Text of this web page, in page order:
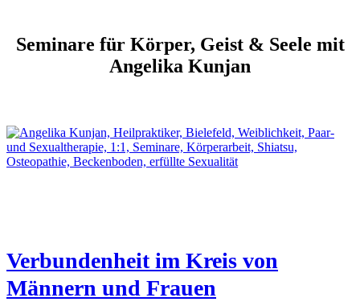
Seminare für Körper, Geist & Seele mit
Angelika Kunjan
Verbundenheit im Kreis von
Männern und Frauen